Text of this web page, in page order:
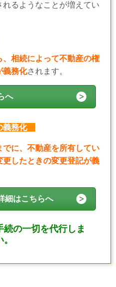
るようなことが増えてい
相続によって不動産の権
義務化されます。
へ
義務化
に、不動産を所有してい
したときの変更登記が義
細はこちらへ
の一切を代行しま